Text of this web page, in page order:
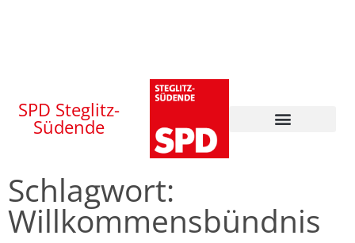
SPD Steglitz-
Südende
Schlagwort:
Willkommensbündnis